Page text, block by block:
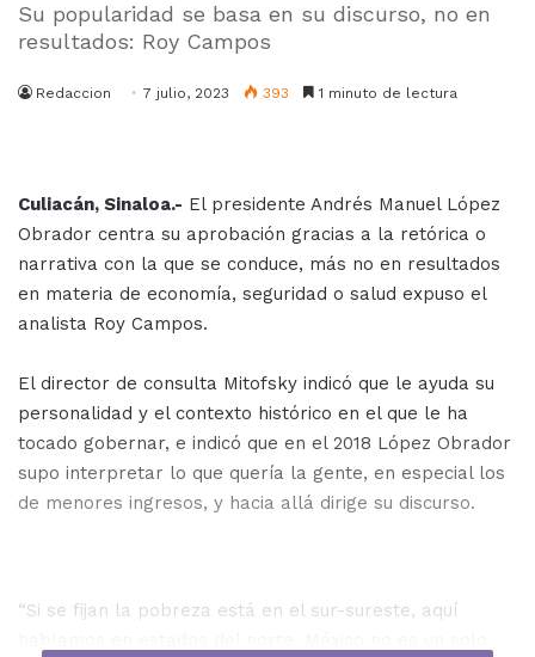
Su popularidad se basa en su discurso, no en
resultados: Roy Campos
Redaccion 7 julio, 2023 393 1 minuto de lectura
Culiacán, Sinaloa.- El presidente Andrés Manuel López
Obrador centra su aprobación gracias a la retórica o
narrativa con la que se conduce, más no en resultados
en materia de economía, seguridad o salud expuso el
analista Roy Campos.
El director de consulta Mitofsky indicó que le ayuda su
personalidad y el contexto histórico en el que le ha
tocado gobernar, e indicó que en el 2018 López Obrador
supo interpretar lo que quería la gente, en especial los
de menores ingresos, y hacia allá dirige su discurso.
“Si se fijan la pobreza está en el sur-sureste, aquí